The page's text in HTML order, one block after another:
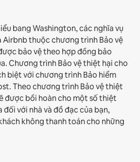
bang Washington, các nghĩa vụ
thuộc chương trình Bảo vệ
bảo vệ theo hợp đồng bảo
Chương trình Bảo vệ thiệt hại cho
biệt với chương trình Bảo hiểm
Theo chương trình Bảo vệ thiệt
được bồi hoàn cho một số thiệt
đối với nhà và đồ đạc của bạn,
không thanh toán cho những